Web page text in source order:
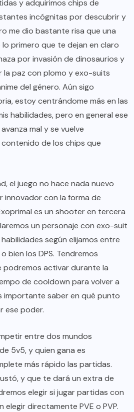
y adquirimos chips de
incógnitas por descubrir y
me dio bastante risa que una
primero que te dejan en claro
por invasión de dinosaurios y
la paz con plomo y exo-suits
del género. Aún sigo
estoy centrándome más en las
habilidades, pero en general ese
mal y se vuelve
de los chips que
el juego no hace nada nuevo
innovador con la forma de
es un shooter en tercera
un personaje con exo-suit
según elijamos entre
bien los DPS. Tendremos
podremos activar durante la
de cooldown para volver a
importante saber en qué punto
ese poder.
entre dos mundos
5v5, y quien gana es
más rápido las partidas.
y que te dará un extra de
elegir si jugar partidas con
elegir directamente PVE o PVP.